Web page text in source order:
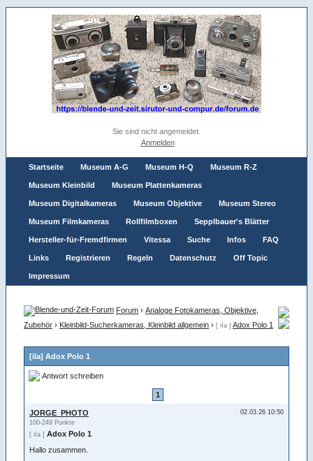
Sie sind nicht angemeldet.
Anmelden
Startseite Museum A-G Museum H-Q Museum R-Z
Museum Kleinbild Museum Plattenkameras
Museum Digitalkameras Museum Objektive Museum Stereo
Museum Filmkameras Rollfilmboxen Sepplbauer's Blätter
Hersteller-für-Fremdfirmen Vitessa Suche Infos FAQ
Links Registrieren Regeln Datenschutz Off Topic
Impressum
Forum › Analoge Fotokameras, Objektive,
Zubehör › Kleinbild-Sucherkameras, Kleinbild allgemein › [ iIa ] Adox Polo 1
[iIa] Adox Polo 1
Antwort schreiben
1
02.03.26 10:50
JORGE_PHOTO
100-249 Punkte
[ iIa ] Adox Polo 1
Hallo zusammen.